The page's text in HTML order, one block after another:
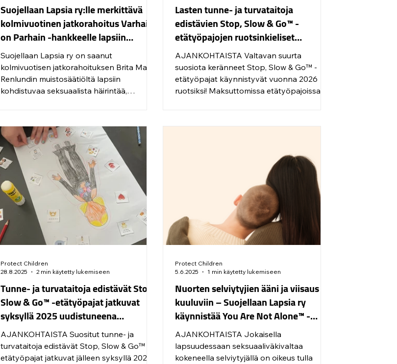
Suojellaan Lapsia ry:lle merkittävä
kolmivuotinen jatkorahoitus Varhain
on Parhain -hankkeelle lapsiin
kohdistuvan seksuaaliväkivallan
ehkäisemistä tukevaan työhön
Suojellaan Lapsia ry on saanut
kolmivuotisen jatkorahoituksen Brita Maria
Renlundin muistosäätiöltä lapsiin
kohdistuvaa seksuaalista häirintää,
tuen avulla käynnistyneessä Varhain on
Parhain -hankkeessa edistetään
valtakunnallista työtä lasten ja nuorten
suojelemiseksi vahvistamalla varhaista
ennaltaehkäisyä ja reagointia lapsiin
kohdistuvaan seksuaaliväkivaltaan ja sen
pitkäaikaisiin seurauksiin
Lasten tunne- ja turvataitoja
edistävien Stop, Slow & Go™ -
etätyöpajojen ruotsinkieliset
toteutukset alkavat tammikuussa
2026!
AJANKOHTAISTA Valtavan suurta
suosiota keränneet Stop, Slow & Go™ -
etätyöpajat käynnistyvät vuonna 2026
ruotsiksi! Maksuttomissa etätyöpajoissa
innostavalla tavalla, askarrellen ja
kehon rajoihin sekä tunnetaitoihin liittyviä
tärkeitä taitoja ja viestejä. Työpajat ovat
Suojellaan Lapsia ry:n asiantuntijoiden
Tunne- ja turvataitoja edistävät Stop,
Slow & Go™ -etätyöpajat jatkuvat
syksyllä 2025 uudistuneena
työpajakokonaisuutena!
AJANKOHTAISTA Suositut tunne- ja
turvataitoja edistävät Stop, Slow & Go™ -
etätyöpajat jatkuvat jälleen syksyllä 2025
Protect Children
28.8.2025
2 min käytetty lukemiseen
Nuorten selviytyjien ääni ja viisaus
kuuluviin – Suojellaan Lapsia ry
käynnistää You Are Not Alone™ -
vertaistukiryhmän lapsuudessaan
seksuaaliväkivaltaa kokeneille
nuorille aikuisille
AJANKOHTAISTA Jokaisella
lapsuudessaan seksuaaliväkivaltaa
kokeneella selviytyjällä on oikeus tulla
Protect Children
5.6.2025
1 min käytetty lukemiseen